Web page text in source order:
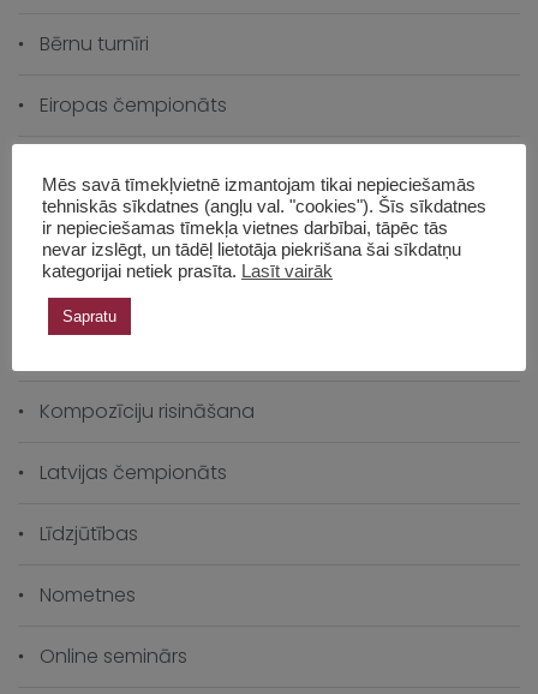
Bērnu turnīri
Eiropas čempionāts
Klasifikācija
Klātienes turnīri
Kompozīciju risināšana
Latvijas čempionāts
Līdzjūtības
Nometnes
Online seminārs
Mēs savā tīmekļvietnē izmantojam tikai nepieciešamās
tehniskās sīkdatnes (angļu val. "cookies"). Šīs sīkdatnes
ir nepieciešamas tīmekļa vietnes darbībai, tāpēc tās
nevar izslēgt, un tādēļ lietotāja piekrišana šai sīkdatņu
kategorijai netiek prasīta. Lasīt vairāk
Sapratu